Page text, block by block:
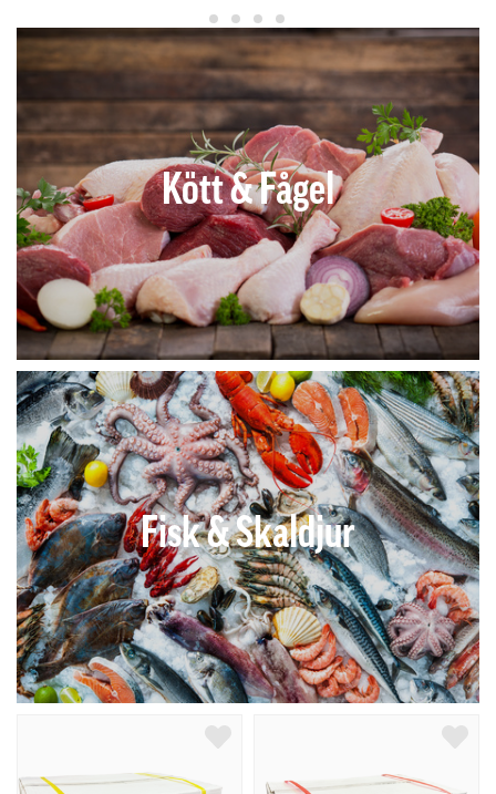
Kött & Fågel
Fisk & Skaldjur